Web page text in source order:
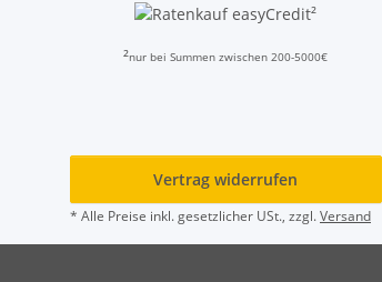
²
²nur bei Summen zwischen 200-5000€
Vertrag widerrufen
* Alle Preise inkl. gesetzlicher USt., zzgl.Versand